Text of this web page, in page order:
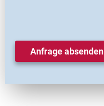
Anfrage absenden